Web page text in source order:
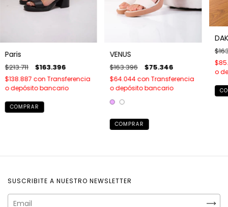
Paris
$213.711 $163.396
$138.887 con Transferencia
o depósito bancario
COMPRAR
VENUS
$163.396 $75.346
$64.044con Transferencia
o depósito bancario
COMPRAR
o
SUSCRIBITE A NUESTRO NEWSLETTER